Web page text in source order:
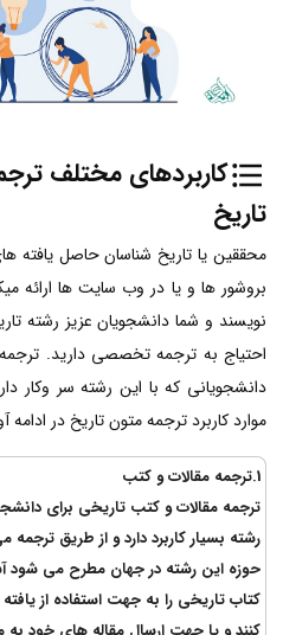
کاربردهای مختلف
تاریخ
محققین یا تاریخ شناسان حاصل یافته
بروشور ها و یا در وب سایت ها ارائه
نویسند و شما دانشجویان عزیز رشته
احتیاج به ترجمه تخصصی دارید.
دانشجویانی که با این رشته سر وکار
موارد کاربرد ترجمه متون تاریخ در
1.ترجمه مقالات و کتب
ترجمه مقالات و کتب تاریخی برای
رشته بسیار کاربرد دارد و از طریق
حوزه این رشته در جهان مطرح می شود
کتاب تاریخی را به جهت استفاده از